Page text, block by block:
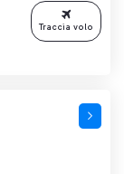
Traccia volo